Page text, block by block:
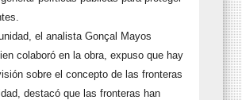
el analista Gonçal Mayos
colaboró en la obra, expuso que hay
sobre el concepto de las fronteras
destacó que las fronteras han